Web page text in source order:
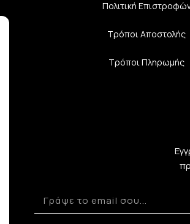
Πολιτική
Τρόποι Αποστολής
Τρόποι Πληρωμής